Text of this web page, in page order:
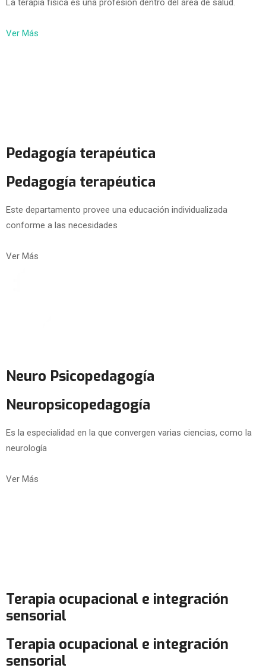
La terapia física es una profesión dentro del área de salud.
Ver Más
Pedagogía terapéutica
Pedagogía terapéutica
Este departamento provee una educación individualizada
conforme a las necesidades
Ver Más
Neuro Psicopedagogía
Neuropsicopedagogía
Es la especialidad en la que convergen varias ciencias, como la
neurología
Ver Más
Terapia ocupacional e integración
sensorial
Terapia ocupacional e integración
sensorial